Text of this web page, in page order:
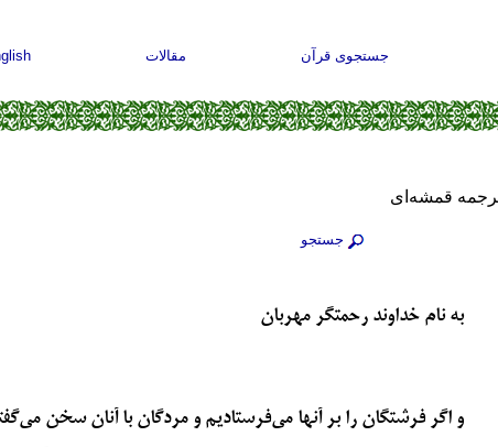
جستجوی قرآن مقالات
جستجو
به نام خداوند رحمتگر مهربان
و اگر فرشتگان را بر آنها می‌فرستادیم و مردگان با آنان سخن